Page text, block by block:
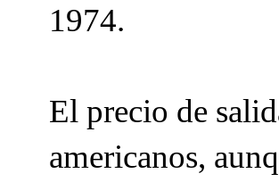
1974.
El precio de
americanos,